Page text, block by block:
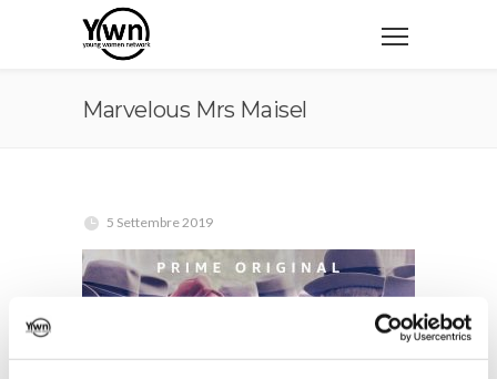
Marvelous Mrs Maisel
5 Settembre 2019